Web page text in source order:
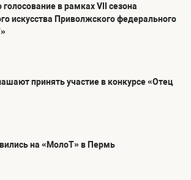
в рамках VII сезона
искусства Приволжского федерального
принять участие в конкурсе «Отец
на «МолоТ» в Пермь